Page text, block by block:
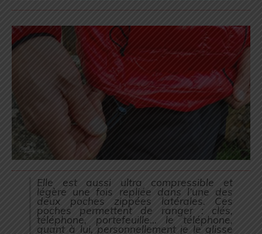
Elle est aussi ultra compressible et
légère une fois repliée dans l’une des
deux poches zippées latérales. Ces
poches permettent de ranger : clés,
téléphone, portefeuille… le téléphone,
quant à lui, personnellement je le glisse